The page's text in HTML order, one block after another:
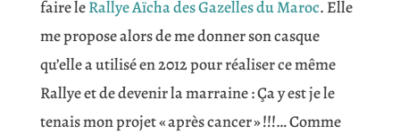
faire leRallye Aïcha des Gazelles du Maroc. Elle
me propose alors de me donner son casque
qu’elle a utilisé en 2012 pour réaliser ce même
Rallye et de devenir la marraine : Ça y est je le
tenais mon projet « après cancer » !!!… Comme